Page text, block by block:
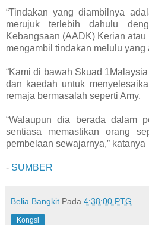
“Tindakan yang diambilnya
merujuk terlebih dahulu
Kebangsaan (AADK) Kerian
mengambil tindakan melulu yang
“Kami di bawah Skuad
dan kaedah untuk
remaja bermasalah seperti Amy.
“Walaupun dia berada dalam
sentiasa memastikan orang
pembelaan sewajarnya,” katanya
- SUMBER
Belia Bangkit Pada 4:38:00 PTG
Kongsi